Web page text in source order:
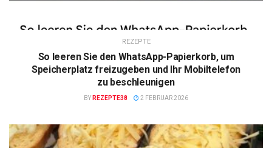
REZEPTE
So leeren Sie den WhatsApp-Papierkorb, um
Speicherplatz freizugeben und Ihr Mobiltelefon
zu beschleunigen
BY REZEPTE38 2 FEBRUAR 2026